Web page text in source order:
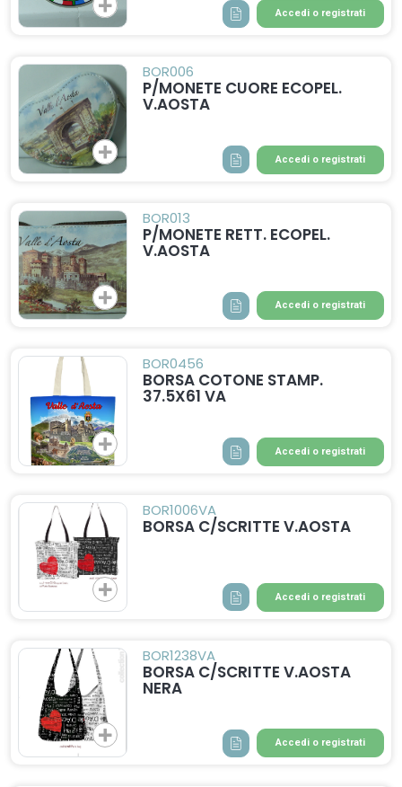
Accedi o registrati
BOR006
P/MONETE CUORE ECOPEL.
V.AOSTA
Accedi o registrati
BOR013
P/MONETE RETT. ECOPEL.
V.AOSTA
Accedi o registrati
BOR0456
BORSA COTONE STAMP.
37.5X61 VA
Accedi o registrati
BOR1006VA
BORSA C/SCRITTE V.AOSTA
Accedi o registrati
BOR1238VA
BORSA C/SCRITTE V.AOSTA
NERA
Accedi o registrati